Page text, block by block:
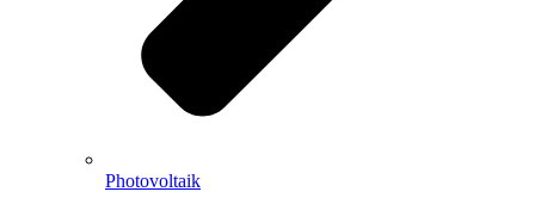
Photovoltaik